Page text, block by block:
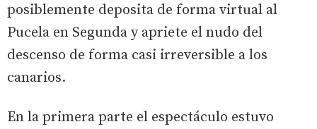
posiblemente deposita de forma virtual al
Pucela en Segunda y apriete el nudo del
descenso de forma casi irreversible a los
canarios.
En la primera parte el espectáculo estuvo